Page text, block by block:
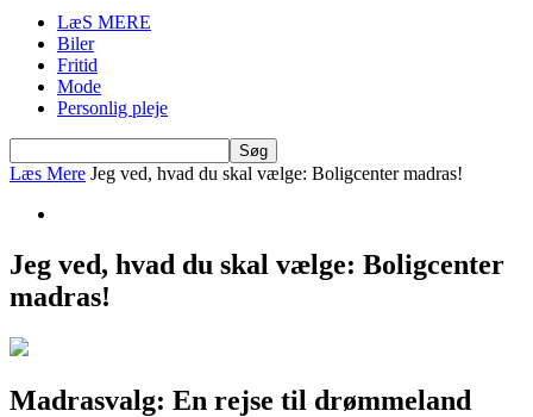
LæS MERE
Biler
Fritid
Mode
Personlig pleje
Læs Mere Jeg ved, hvad du skal vælge: Boligcenter madras!
Jeg ved, hvad du skal vælge: Boligcenter
madras!
Madrasvalg: En rejse til drømmeland